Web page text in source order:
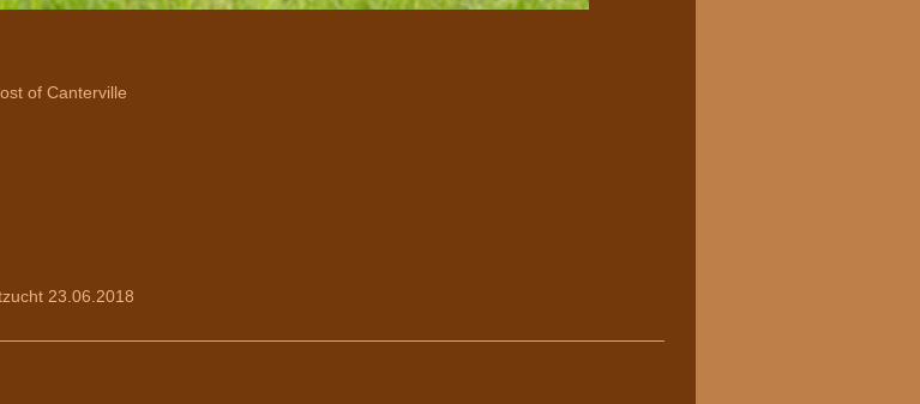
of Canterville
23.06.2018